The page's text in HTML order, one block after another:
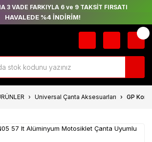
3 VADE FARKIYLA 6 ve 9 TAKSİT FIRSATI
HAVALEDE %4 İNDİRİM!
Universal Çanta Aksesuarları GP